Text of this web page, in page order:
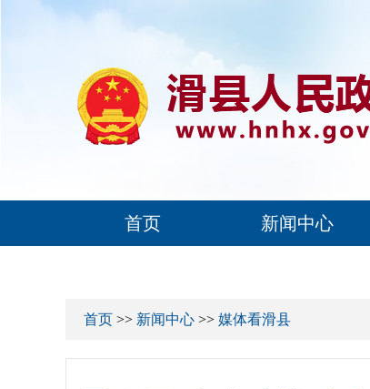
首页 新闻中心
首页 >> 新闻中心 >> 媒体看滑县